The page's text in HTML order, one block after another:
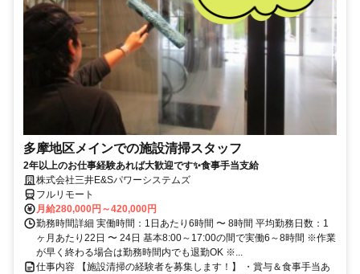
多摩地区メインでの施設清掃スタッフ
2年以上のお仕事経験あれば大歓迎です✨食事手当支給
株式会社三井E&Sパワーシステムズ
フルリモート
月給280,000円～420,000円
勤務時間詳細 実働時間：1日あたり6時間 〜 8時間 平均勤務日数：1
ヶ月あたり22日 〜 24日 基本8:00～17:00の間で実働6～8時間 ※作業
が早く終わる場合は勤務時間内でも退勤OK ※...
仕事内容 【施設清掃の経験者を募集します！】 ・賞与＆食事手当あ